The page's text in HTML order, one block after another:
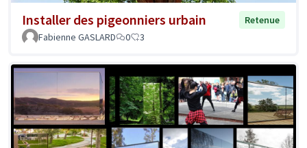
Installer des pigeonniers urbain
Retenue
Fabienne GASLARD
0 3